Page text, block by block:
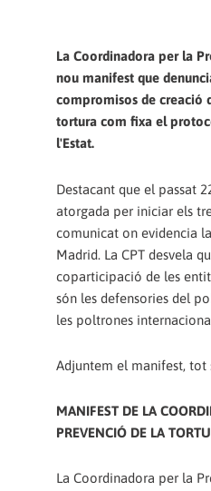
La Coordinadora per la
nou manifest que
compromisos de creació
tortura com fixa el
l'Estat.
Destacant que el passat
atorgada per iniciar els
comunicat on evidencia
Madrid. La CPT desvela
coparticipació de les
són les defensories del
les poltrones
Adjuntem el manifest, tot
MANIFEST DE LA
PREVENCIÓ DE LA
La Coordinadora per la